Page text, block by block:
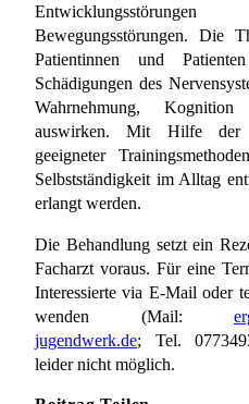
Bewegungsstörungen. Die
Patientinnen und
Schädigungen des
Wahrnehmung, Kognition
auswirken. Mit Hilfe der
geeigneter
Selbstständigkeit im Alltag
erlangt werden.
Die Behandlung setzt ein
Facharzt voraus. Für eine
Interessierte via E-Mail oder
wenden (Mail:
jugendwerk.de; Tel.
leider nicht möglich.